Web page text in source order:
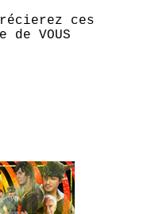
ces
VOUS